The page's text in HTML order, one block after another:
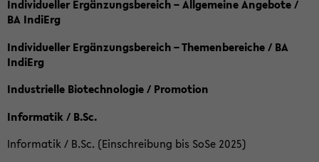
Individueller Ergänzungsbereich – Allgemeine Angebote /
BA IndiErg
Individueller Ergänzungsbereich – Themenbereiche / BA
IndiErg
Industrielle Biotechnologie / Promotion
Informatik / B.Sc.
Informatik / B.Sc. (Einschreibung bis SoSe 2025)